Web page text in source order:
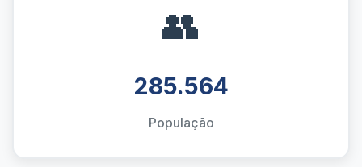
👥
285.564
População